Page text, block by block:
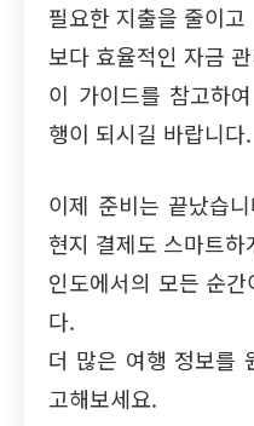
필요한 지출을 줄이고
보다 효율적인 자금
이 가이드를 참고하
행이 되시길 바랍니다.
이제 준비는 끝났습
현지 결제도 스마트하
인도에서의 모든 순
다.
더 많은 여행 정보를
고해보세요.